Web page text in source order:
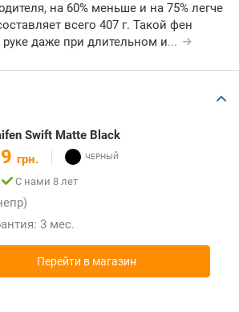
на 60% меньше и на 75% легче
всего 407 г. Такой фен
даже при длительном и...
Swift Matte Black
грн.
С нами 8 лет
3 мес.
Перейти в магазин